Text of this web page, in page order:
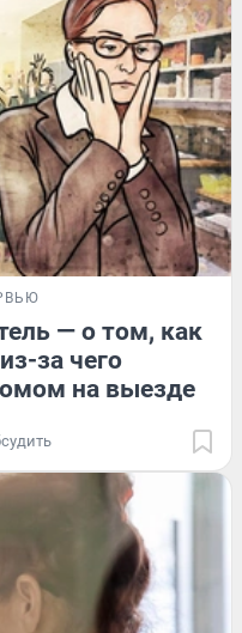
— о том, как
за чего
на выезде